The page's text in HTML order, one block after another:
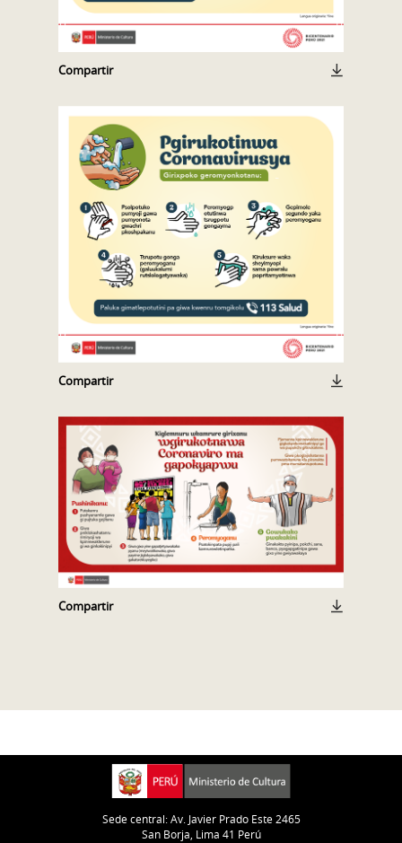
Compartir
Compartir
Compartir
Sede central: Av. Javier Prado Este 2465
San Borja, Lima 41 Perú